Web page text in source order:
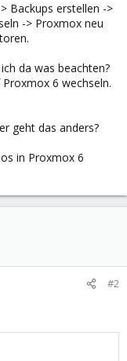
Backups erstellen ->
-> Proxmox neu
da was beachten?
6 wechseln.
geht das anders?
in Proxmox 6
#2